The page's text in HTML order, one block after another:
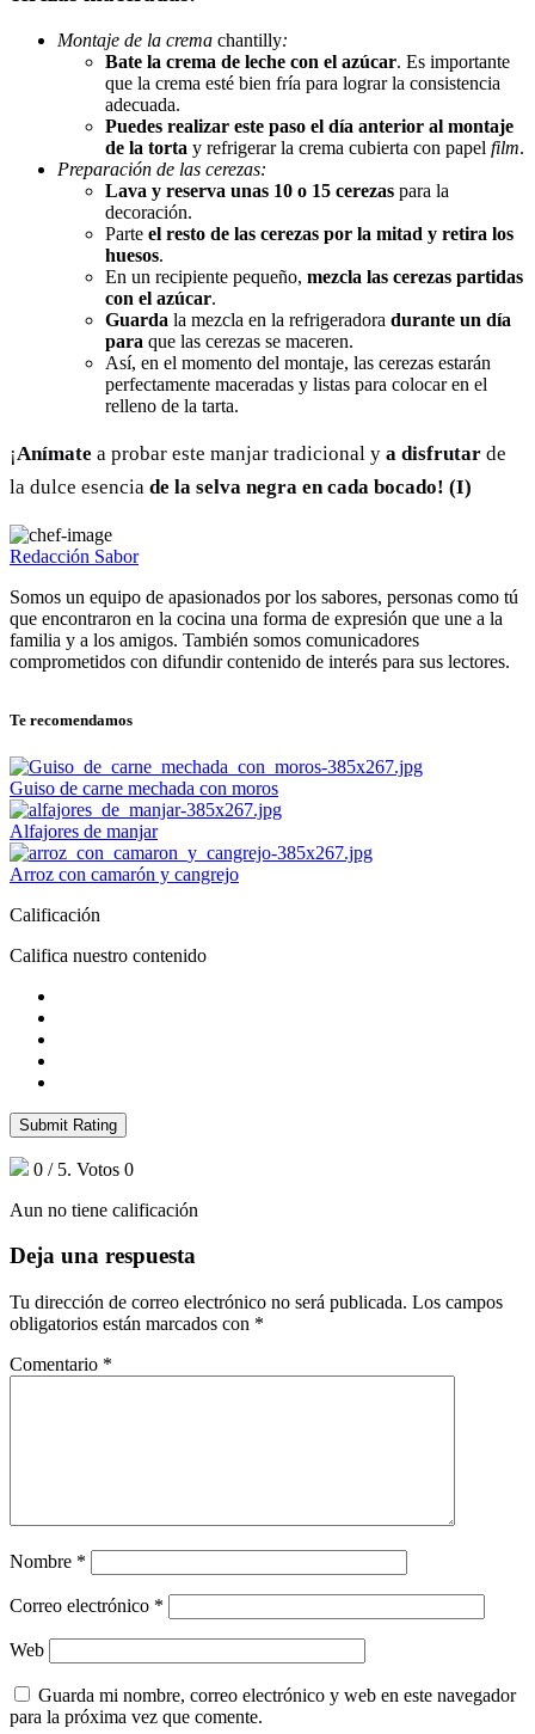
Montaje de la crema chantilly:
Bate la crema de leche con el azúcar. Es importante
que la crema esté bien fría para lograr la consistencia
adecuada.
Puedes realizar este paso el día anterior al montaje
de la torta y refrigerar la crema cubierta con papel film.
Preparación de las cerezas:
Lava y reserva unas 10 o 15 cerezas para la
decoración.
Parte el resto de las cerezas por la mitad y retira los
huesos.
En un recipiente pequeño, mezcla las cerezas partidas
con el azúcar.
Guarda la mezcla en la refrigeradora durante un día
para que las cerezas se maceren.
Así, en el momento del montaje, las cerezas estarán
perfectamente maceradas y listas para colocar en el
relleno de la tarta.
¡Anímate a probar este manjar tradicional y a disfrutar de
la dulce esencia de la selva negra en cada bocado! (I)
Redacción Sabor
Somos un equipo de apasionados por los sabores, personas como tú
que encontraron en la cocina una forma de expresión que une a la
familia y a los amigos. También somos comunicadores
comprometidos con difundir contenido de interés para sus lectores.
Te recomendamos
Guiso de carne mechada con moros
Alfajores de manjar
Arroz con camarón y cangrejo
Calificación
Califica nuestro contenido
Submit Rating
0 / 5. Votos 0
Aun no tiene calificación
Deja una respuesta
Tu dirección de correo electrónico no será publicada. Los campos
obligatorios están marcados con *
Comentario *
Nombre *
Correo electrónico *
Web
Guarda mi nombre, correo electrónico y web en este navegador
para la próxima vez que comente.